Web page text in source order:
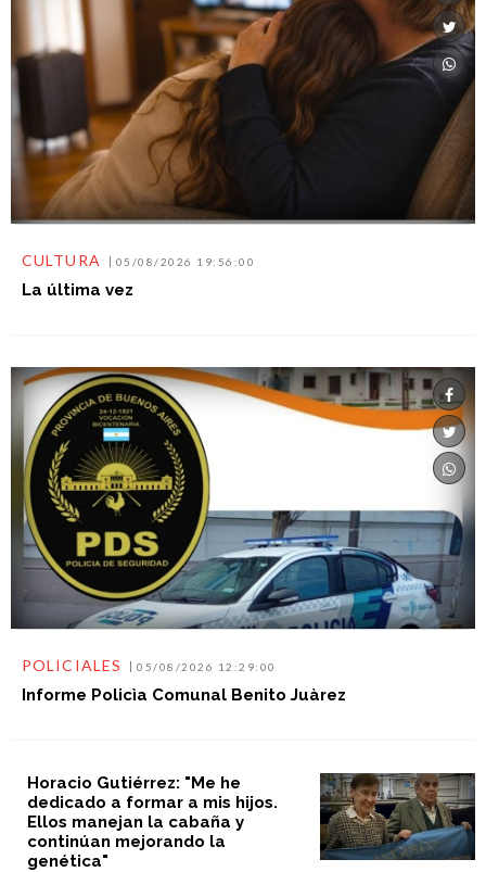
CULTURA 05/08/2026 19:56:00
La última vez
POLICIALES 05/08/2026 12:29:00
Informe Policìa Comunal Benito Juàrez
Horacio Gutiérrez: "Me he
dedicado a formar a mis hijos.
Ellos manejan la cabaña y
continúan mejorando la
genética"